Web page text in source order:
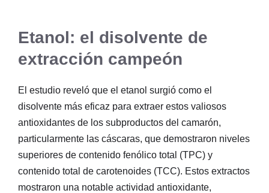
Etanol: el disolvente de
extracción campeón
El estudio reveló que el etanol surgió como el
disolvente más eficaz para extraer estos valiosos
antioxidantes de los subproductos del camarón,
particularmente las cáscaras, que demostraron niveles
superiores de contenido fenólico total (TPC) y
contenido total de carotenoides (TCC). Estos extractos
mostraron una notable actividad antioxidante,